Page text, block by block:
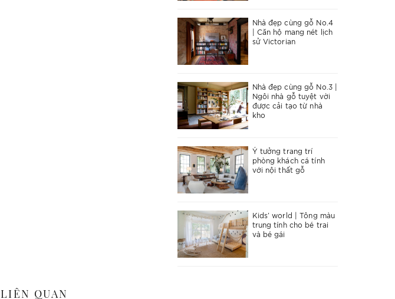
Nhà đẹp cùng gỗ No.4
| Căn hộ mang nét lịch
sử Victorian
Nhà đẹp cùng gỗ No.3 |
Ngôi nhà gỗ tuyệt vời
được cải tạo từ nhà
kho
Ý tưởng trang trí
phòng khách cá tính
với nội thất gỗ
Kids’ world | Tông màu
trung tính cho bé trai
và bé gái
LIÊN QUAN